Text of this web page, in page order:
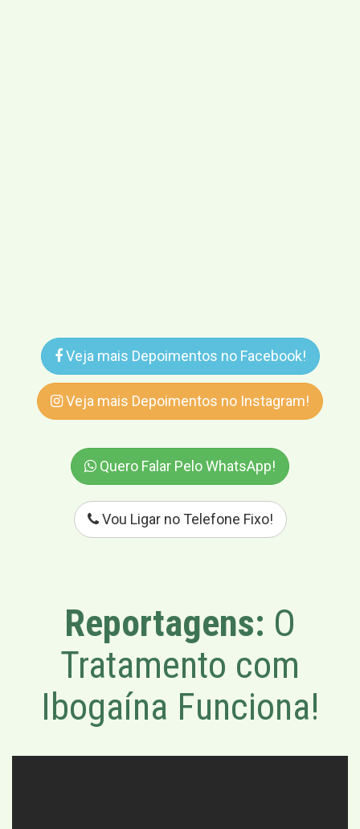
Veja mais Depoimentos no Facebook!
Veja mais Depoimentos no Instagram!
Quero Falar Pelo WhatsApp!
Vou Ligar no Telefone Fixo!
Reportagens: O
Tratamento com
Ibogaína Funciona!